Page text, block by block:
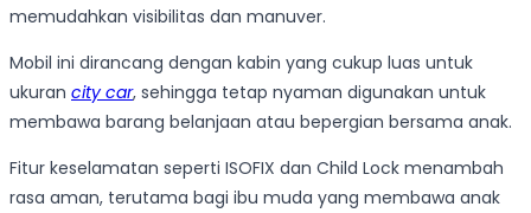
memudahkan visibilitas dan manuver.
Mobil ini dirancang dengan kabin yang cukup luas untuk
ukuran city car, sehingga tetap nyaman digunakan untuk
membawa barang belanjaan atau bepergian bersama anak.
Fitur keselamatan seperti ISOFIX dan Child Lock menambah
rasa aman, terutama bagi ibu muda yang membawa anak